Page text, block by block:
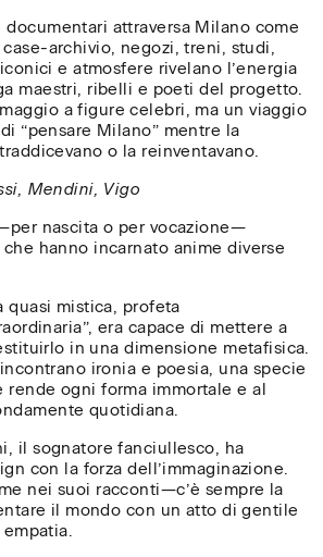
documentari attraversa Milano come
archivio, negozi, treni, studi,
e atmosfere rivelano l’energia
maestri, ribelli e poeti del progetto.
a figure celebri, ma un viaggio
“pensare Milano” mentre la
o la reinventavano.
Mendini, Vigo
nascita o per vocazione—
hanno incarnato anime diverse
quasi mistica, profeta
era capace di mettere a
in una dimensione metafisica.
ironia e poesia, una specie
rende ogni forma immortale e al
quotidiana.
il sognatore fanciullesco, ha
con la forza dell’immaginazione.
nei suoi racconti—c’è sempre la
il mondo con un atto di gentile